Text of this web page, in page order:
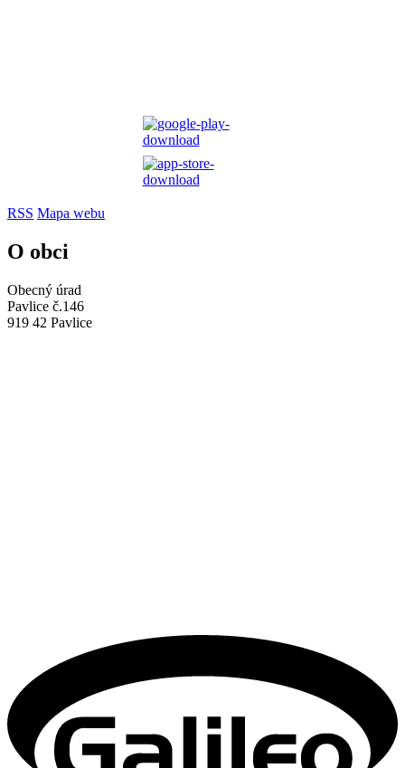
RSS Mapa webu
O obci
Obecný úrad
Pavlice č.146
919 42 Pavlice